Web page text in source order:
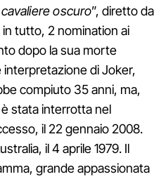
oscuro”, diretto da
in tutto, 2 nomination ai
dopo la sua morte
di Joker,
compiuto 35 anni, ma,
stata interrotta nel
il 22 gennaio 2008.
il 4 aprile 1979. Il
grande appassionata